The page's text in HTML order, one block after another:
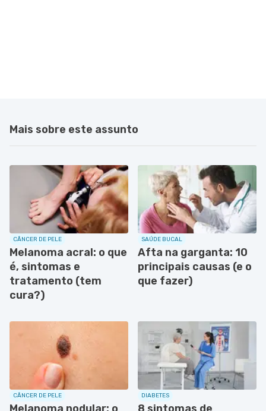
Mais sobre este assunto
CÂNCER DE PELE
Melanoma acral: o que
é, sintomas e
tratamento (tem
cura?)
SAÚDE BUCAL
Afta na garganta: 10
principais causas (e o
que fazer)
CÂNCER DE PELE
Melanoma nodular: o
DIABETES
8 sintomas de